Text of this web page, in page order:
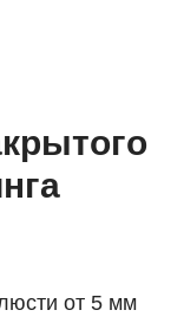
от 5 мм